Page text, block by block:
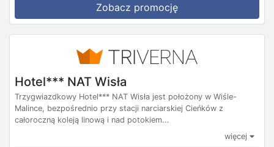
Zobacz promocję
Hotel*** NAT Wisła
Trzygwiazdkowy Hotel*** NAT Wisła jest położony w Wiśle-
Malince, bezpośrednio przy stacji narciarskiej Cieńków z
całoroczną koleją linową i nad potokiem...
więcej